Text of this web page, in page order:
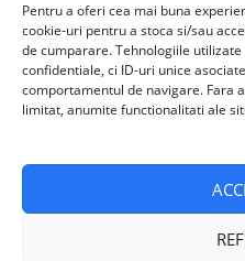
Pentru a oferi cea mai buna
cookie-uri pentru a stoca si/sau
de cumparare. Tehnologiile
confidentiale, ci ID-uri unice
comportamentul de navigare. Fara
limitat, anumite functionalitati ale
VALM